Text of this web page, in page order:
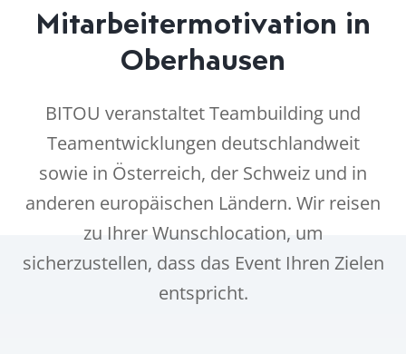
Mitarbeitermotivation in
Oberhausen
BITOU veranstaltet Teambuilding und
Teamentwicklungen deutschlandweit
sowie in Österreich, der Schweiz und in
anderen europäischen Ländern. Wir reisen
zu Ihrer Wunschlocation, um
sicherzustellen, dass das Event Ihren Zielen
entspricht.